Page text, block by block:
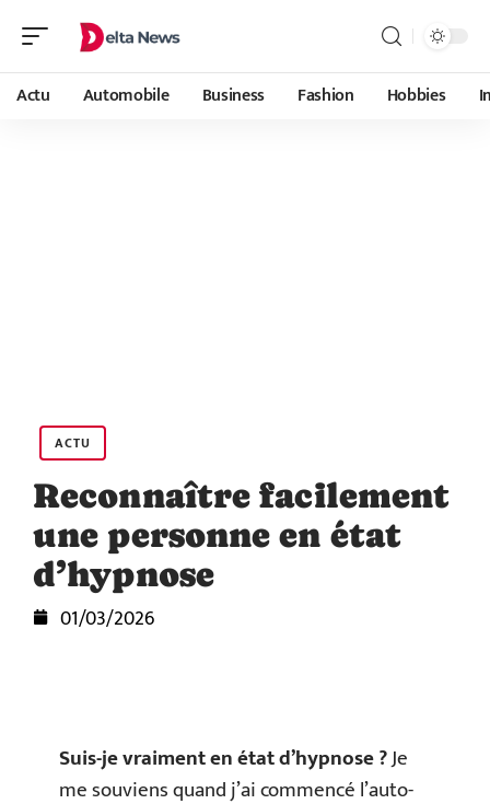
Actu Automobile Business Fashion Hobbies
ACTU
Reconnaître facilement
une personne en état
d’hypnose
01/03/2026
Suis-je vraiment en état d’hypnose ?Je
me souviens quand j’ai commencé l’auto-